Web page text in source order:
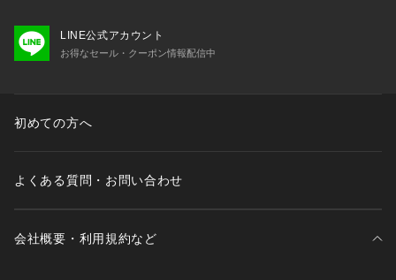
LINE公式アカウント
お得なセール・クーポン情報配信中
初めての方へ
よくある質問・お問い合わせ
会社概要・利用規約など